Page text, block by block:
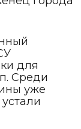
для
Среди
уже